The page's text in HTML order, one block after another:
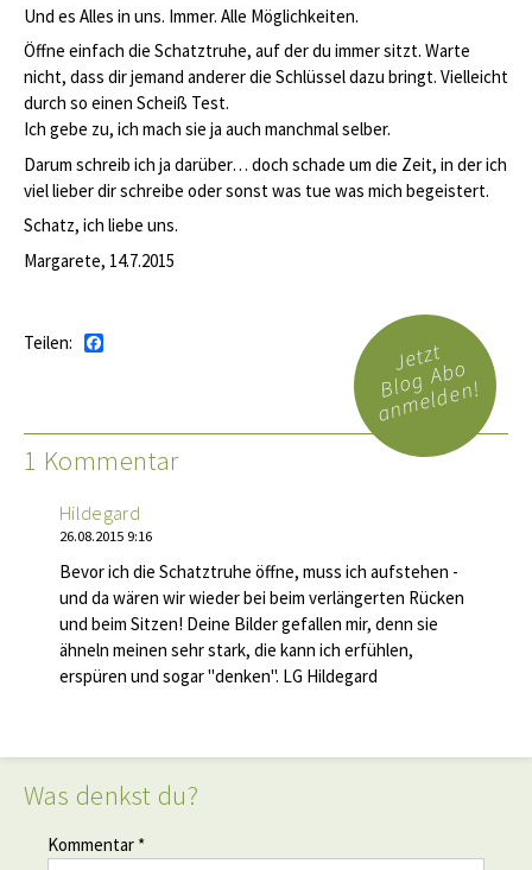
Und es Alles in uns. Immer. Alle Möglichkeiten.
Öffne einfach die Schatztruhe, auf der du immer sitzt. Warte
nicht, dass dir jemand anderer die Schlüssel dazu bringt. Vielleicht
durch so einen Scheiß Test.
Ich gebe zu, ich mach sie ja auch manchmal selber.
Darum schreib ich ja darüber… doch schade um die Zeit, in der ich
viel lieber dir schreibe oder sonst was tue was mich begeistert.
Schatz, ich liebe uns.
Margarete, 14.7.2015
Teilen: Jetzt
Blog Abo
anmelden!
1 Kommentar
Hildegard
26.08.2015 9:16
Bevor ich die Schatztruhe öffne, muss ich aufstehen -
und da wären wir wieder bei beim verlängerten Rücken
und beim Sitzen! Deine Bilder gefallen mir, denn sie
ähneln meinen sehr stark, die kann ich erfühlen,
erspüren und sogar "denken". LG Hildegard
Was denkst du?
Kommentar *